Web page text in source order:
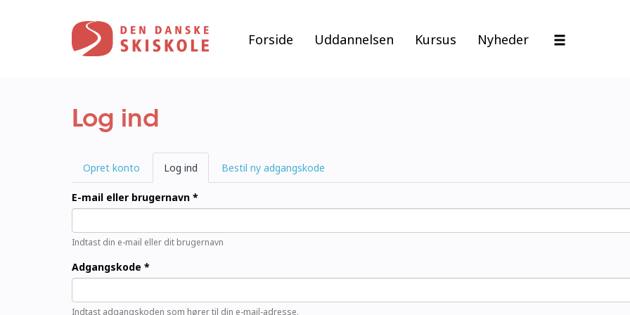
Forside Uddannelsen Kursus Nyheder
Log ind
Primære
faneblade
Opret konto Log ind
fane)
Bestil ny adgangskode
E-mail eller brugernavn *
Indtast din e-mail eller dit brugernavn
Adgangskode *
Indtast adgangskoden som hører til din e-mail-adresse.